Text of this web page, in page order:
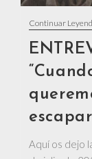
Continuar
Aquí os dejo